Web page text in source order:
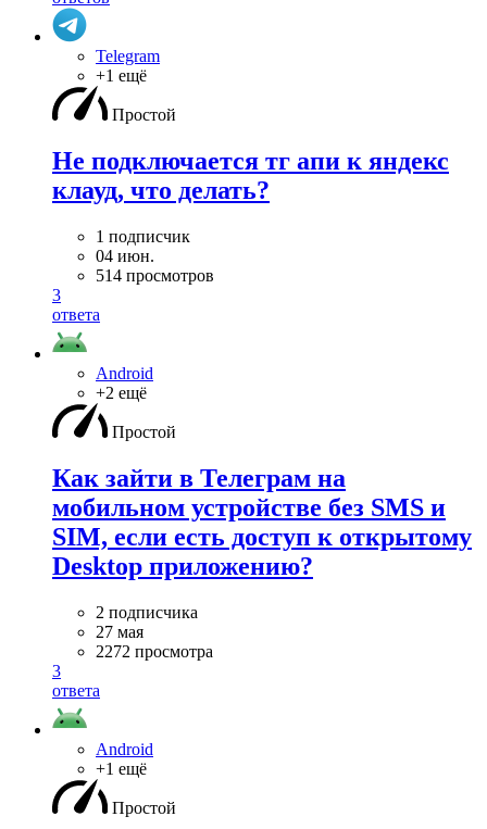
Telegram
+1 ещё
Простой
Не подключается тг апи к яндекс
клауд, что делать?
1 подписчик
04 июн.
514 просмотров
3
ответа
Android
+2 ещё
Простой
Как зайти в Телеграм на
мобильном устройстве без SMS и
SIM, если есть доступ к открытому
Desktop приложению?
2 подписчика
27 мая
2272 просмотра
3
ответа
Android
+1 ещё
Простой